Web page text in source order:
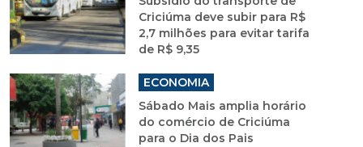
Criciúma deve subir para R$
2,7 milhões para evitar tarifa
de R$ 9,35
ECONOMIA
Sábado Mais amplia horário
do comércio de Criciúma
para o Dia dos Pais